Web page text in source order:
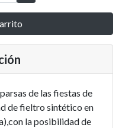
de las fiestas de
de fieltro sintético en
la posibilidad de